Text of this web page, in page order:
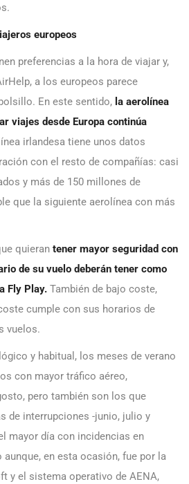
europeos
preferencias a la hora de viajar y,
a los europeos parece
En este sentido, la aerolínea
viajes desde Europa continúa
irlandesa tiene unos datos
con el resto de compañías: casi
y más de 150 millones de
que la siguiente aerolínea con más
quieran tener mayor seguridad con
de su vuelo deberán tener como
Fly Play. También de bajo coste,
cumple con sus horarios de
vuelos.
y habitual, los meses de verano
con mayor tráfico aéreo,
pero también son los que
de interrupciones -junio, julio y
mayor día con incidencias en
aunque, en esta ocasión, fue por la
y el sistema operativo de AENA,